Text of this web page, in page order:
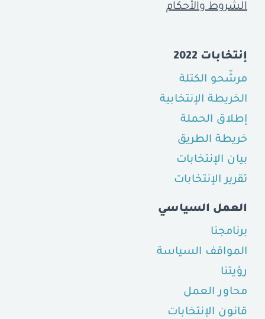
الشروط والأحكام
إنتخابات 2022
مرشّحو الكتلة
الخريطة الإنتخابية
إطلاق الحملة
خريطة الطريق
بيان الإنتخابات
تقرير الإنتخابات
العمل السياسي
برنامجنا
المواقف السياسة
رؤيتنا
محاور العمل
قانون الإنتخابات